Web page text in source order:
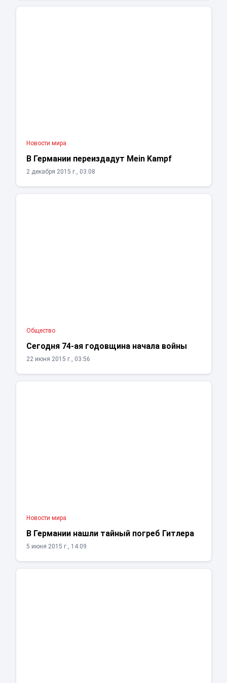
Новости мира
В Германии переиздадут Mein Kampf
2 декабря 2015 г., 03:08
Общество
Сегодня 74-ая годовщина начала войны
22 июня 2015 г., 03:56
Новости мира
В Германии нашли тайный погреб Гитлера
5 июня 2015 г., 14:09